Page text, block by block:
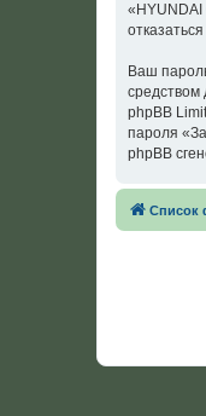
«HYUNDAI
Ваш
средством
phpBB
пароля
phpBB
Список